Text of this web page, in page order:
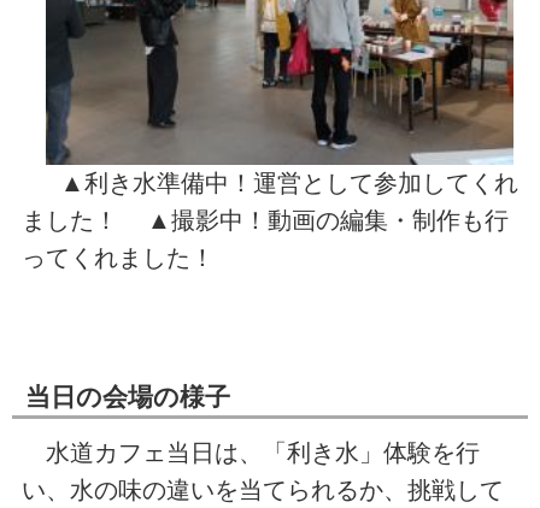
▲利き水準備中！運営として参加してくれ
ました！ ▲撮影中！動画の編集・制作も行
ってくれました！
当日の会場の様子
水道カフェ当日は、「利き水」体験を行
い、水の味の違いを当てられるか、挑戦して